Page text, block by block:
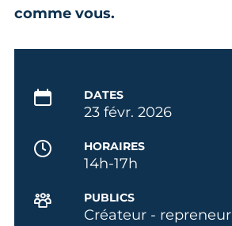
comme vous.
DATES
23 févr. 2026
HORAIRES
14h-17h
PUBLICS
Créateur - repreneur